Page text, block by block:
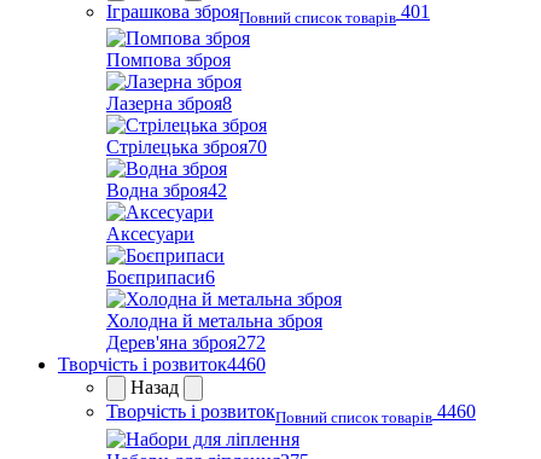
Іграшкова зброяПовний список товарів 401
Помпова зброя
Лазерна зброя8
Стрілецька зброя70
Водна зброя42
Аксесуари
Боєприпаси6
Холодна й метальна зброя
Дерев'яна зброя272
Творчість і розвиток4460
Назад
Творчість і розвитокПовний список товарів 4460